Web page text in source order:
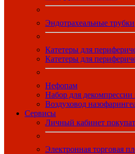
Эндотрахеальные трубки
Катетеры для
Катетеры для
Нефопам
Набор для
Воздуховод
Сервисы
Личный кабинет
Электронная торговая